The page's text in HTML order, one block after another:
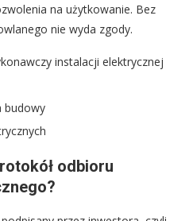
na użytkowanie. Bez
nie wyda zgody.
instalacji elektrycznej
budowy
odbioru